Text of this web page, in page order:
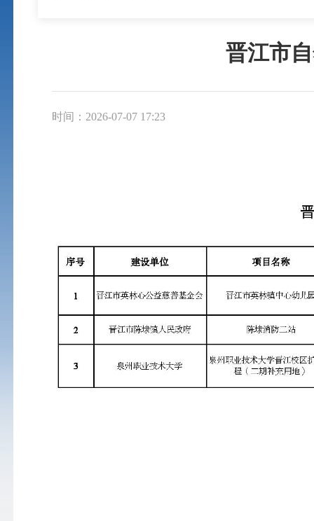
晋江市
时间：2026-07-07 17:23